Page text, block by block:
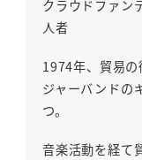
クラウドファン
人者
1974年、貿易の
ジャーバンドの
つ。
音楽活動を経て